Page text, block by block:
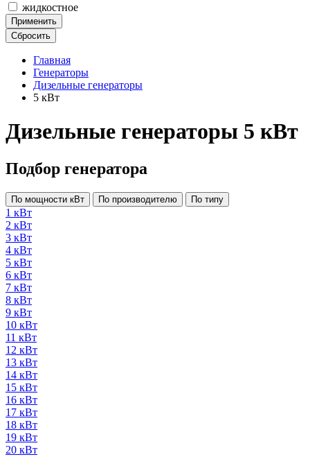
жидкостное
Применить
Сбросить
Главная
Генераторы
Дизельные генераторы
5 кВт
Дизельные генераторы 5 кВт
Подбор генератора
По мощности кВт По производителю По типу
1 кВт
2 кВт
3 кВт
4 кВт
5 кВт
6 кВт
7 кВт
8 кВт
9 кВт
10 кВт
11 кВт
12 кВт
13 кВт
14 кВт
15 кВт
16 кВт
17 кВт
18 кВт
19 кВт
20 кВт